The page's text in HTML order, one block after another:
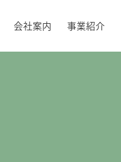
会社案内 事業紹介